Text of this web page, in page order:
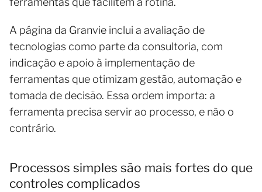
A página da Granvie inclui a avaliação de
tecnologias como parte da consultoria, com
indicação e apoio à implementação de
ferramentas que otimizam gestão, automação e
tomada de decisão. Essa ordem importa: a
ferramenta precisa servir ao processo, e não o
contrário.
Processos simples são mais fortes do que
controles complicados